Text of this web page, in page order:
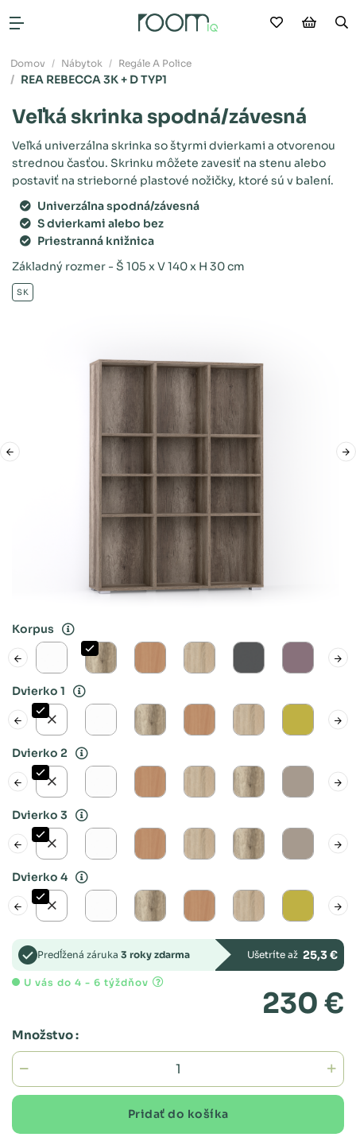
Otvoriť menu Moje
Domov Nábytok Regále A Police
REA REBECCA 3K + D TYP1
Veľká skrinka spodná/závesná
Veľká univerzálna skrinka so štyrmi dvierkami a otvorenou
strednou časťou. Skrinku môžete zavesiť na stenu alebo
postaviť na strieborné plastové nožičky, ktoré sú v balení.
Univerzálna spodná/závesná
S dvierkami alebo bez
Priestranná knižnica
Základný rozmer - Š 105 x V 140 x H 30 cm
SK
Korpus
Dvierko 1
Dvierko 2
Dvierko 3
Dvierko 4
Predĺžená záruka 3 roky zdarma Ušetríte až 25,3 €
U vás do 4 - 6 týždňov
230 €
Množstvo :
Pridať do košíka